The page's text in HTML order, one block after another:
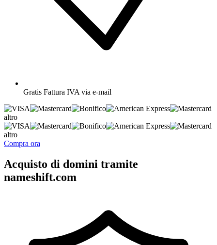
Gratis Fattura IVA via e-mail
altro
altro
Compra ora
Acquisto di domini tramite
nameshift.com